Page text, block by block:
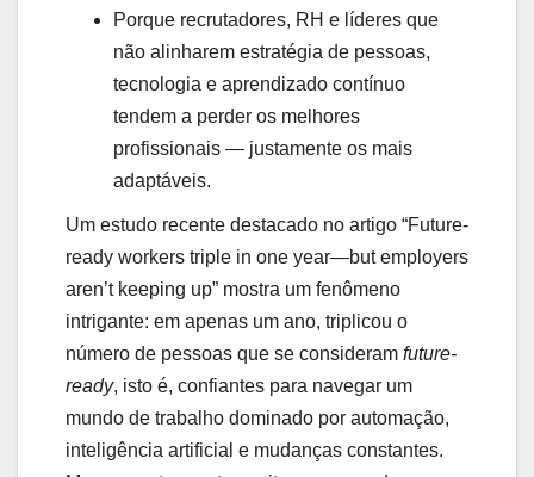
Porque recrutadores, RH e líderes que
não alinharem estratégia de pessoas,
tecnologia e aprendizado contínuo
tendem a perder os melhores
profissionais — justamente os mais
adaptáveis.
Um estudo recente destacado no artigo “Future-
ready workers triple in one year—but employers
aren’t keeping up” mostra um fenômeno
intrigante: em apenas um ano, triplicou o
número de pessoas que se consideram future-
ready, isto é, confiantes para navegar um
mundo de trabalho dominado por automação,
inteligência artificial e mudanças constantes.